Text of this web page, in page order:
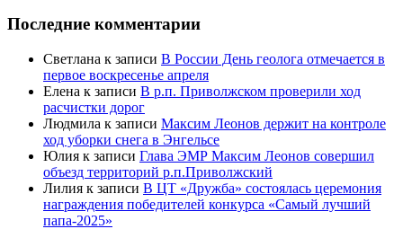
Последние комментарии
Светлана к записи В России День геолога отмечается в
первое воскресенье апреля
Елена к записи В р.п. Приволжском проверили ход
расчистки дорог
Людмила к записи Максим Леонов держит на контроле
ход уборки снега в Энгельсе
Юлия к записи Глава ЭМР Максим Леонов совершил
объезд территорий р.п.Приволжский
Лилия к записи В ЦТ «Дружба» состоялась церемония
награждения победителей конкурса «Самый лучший
папа-2025»